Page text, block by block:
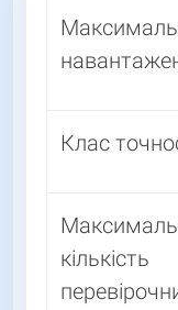
Клас
кількість